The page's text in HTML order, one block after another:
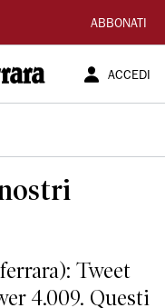
ABBONATI
ACCEDI
Tweet
4.009. Questi